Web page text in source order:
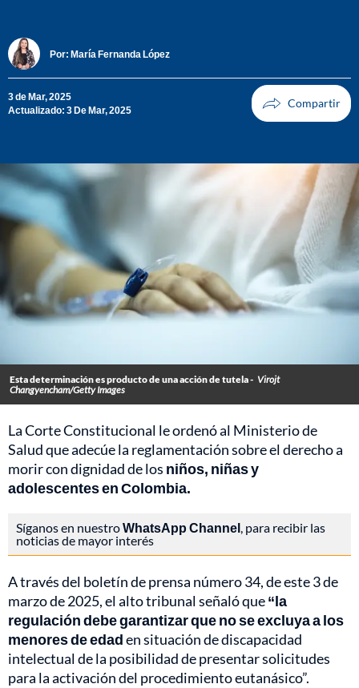
Por: María Fernanda López
3 de Mar, 2025
Actualizado: 3 De Mar, 2025
Esta determinación es producto de una acción de tutela - Virojt
Changyencham/Getty Images
La Corte Constitucional le ordenó al Ministerio de
Salud que adecúe la reglamentación sobre el derecho a
morir con dignidad de los niños, niñas y
adolescentes en Colombia.
Síganos en nuestroWhatsApp Channel, para recibir las
noticias de mayor interés
A través del boletín de prensa número 34, de este 3 de
marzo de 2025, el alto tribunal señaló que“la
regulación debe garantizar que no se excluya a los
menores de edaden situación de discapacidad
intelectual de la posibilidad de presentar solicitudes
para la activación del procedimiento eutanásico”.